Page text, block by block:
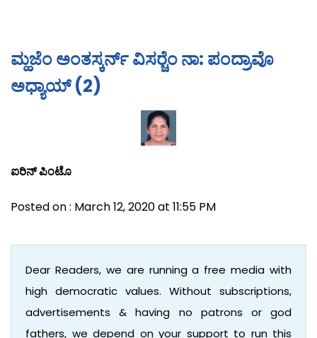
ಮ್ಹಜೆಂ ಅಂತಸ್ಕರ್ನ್ ವಿಸರ‍್ಚೆಂ ನಾ: ಪಂದ್ರಾವೊ
ಅಧ್ಯಾಯ್ (2)
ಐರಿನ್ ಪಿಂಟೊ
Posted on : March 12, 2020 at 11:55 PM
Dear Readers, we are running a free media with
high democratic values. Without subscriptions,
advertisements & having no patrons or god
fathers, we depend on your support to run this